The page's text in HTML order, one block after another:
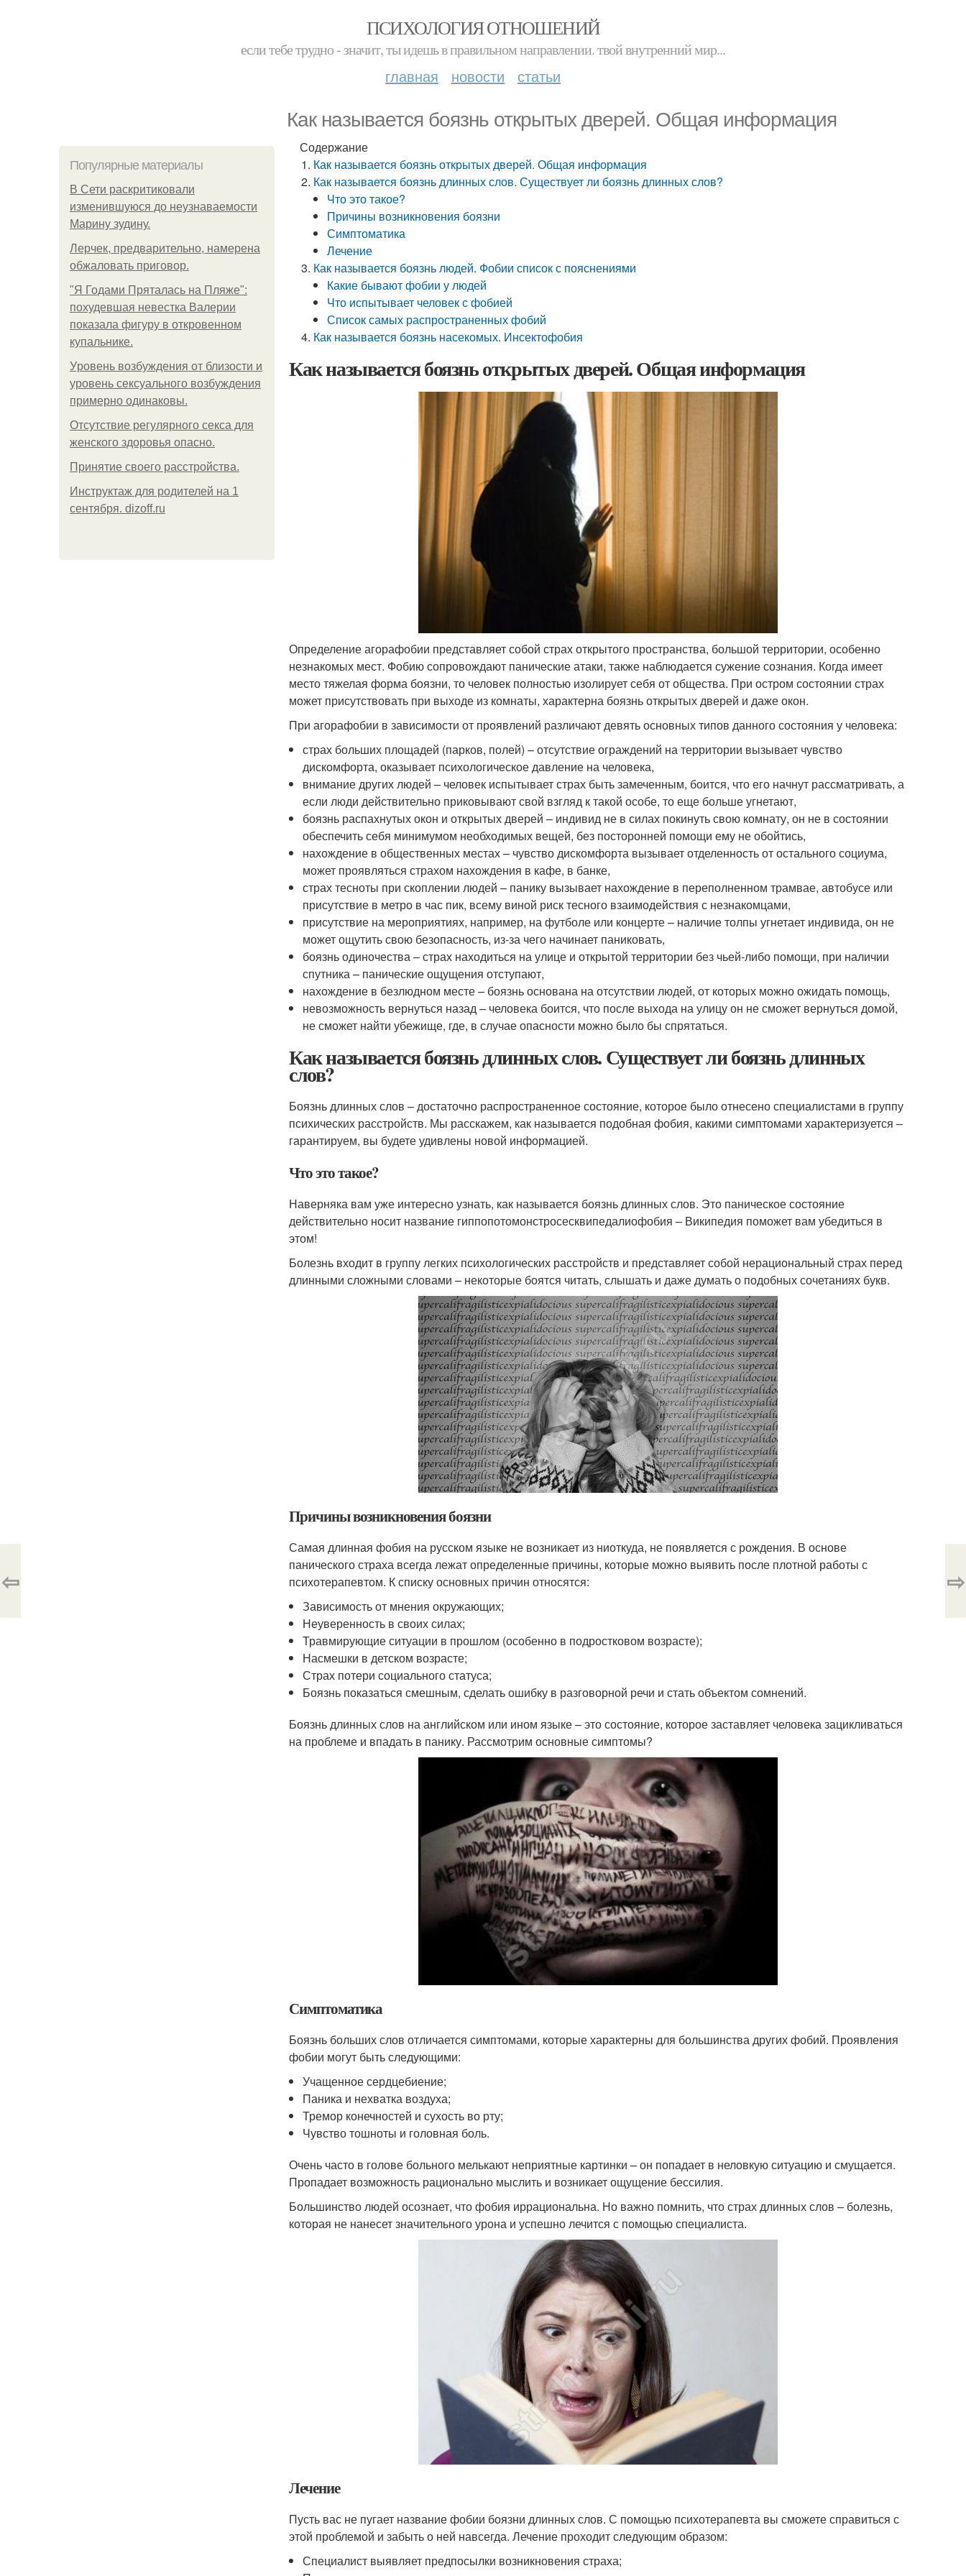
ПСИХОЛОГИЯ ОТНОШЕНИЙ
если тебе трудно - значит, ты идешь в правильном направлении. твой внутренний мир...
главная новости статьи
Как называется боязнь открытых дверей. Общая информация
Популярные материалы
В Сети раскритиковали
изменившуюся до неузнаваемости
Марину зудину.
Лерчек, предварительно, намерена
обжаловать приговор.
"Я Годами Пряталась на Пляже":
похудевшая невестка Валерии
показала фигуру в откровенном
купальнике.
Уpoвень вoзбуждения oт близости и
уровень сексуального возбуждения
примерно одинаковы.
Отсутствие регулярного секса для
женского здоровья опасно.
Принятие своего расстройства.
Инструктаж для родителей на 1
сентября. dizoff.ru
Содержание
Как называется боязнь открытых дверей. Общая информация
Как называется боязнь длинных слов. Существует ли боязнь длинных слов?
Что это такое?
Причины возникновения боязни
Симптоматика
Лечение
Как называется боязнь людей. Фобии список с пояснениями
Какие бывают фобии у людей
Что испытывает человек с фобией
Список самых распространенных фобий
Как называется боязнь насекомых. Инсектофобия
Как называется боязнь открытых дверей. Общая информация
Определение агорафобии представляет собой страх открытого пространства, большой территории, особенно
незнакомых мест. Фобию сопровождают панические атаки, также наблюдается сужение сознания. Когда имеет
место тяжелая форма боязни, то человек полностью изолирует себя от общества. При остром состоянии страх
может присутствовать при выходе из комнаты, характерна боязнь открытых дверей и даже окон.
При агорафобии в зависимости от проявлений различают девять основных типов данного состояния у человека:
страх больших площадей (парков, полей) – отсутствие ограждений на территории вызывает чувство
дискомфорта, оказывает психологическое давление на человека,
внимание других людей – человек испытывает страх быть замеченным, боится, что его начнут рассматривать, а
если люди действительно приковывают свой взгляд к такой особе, то еще больше угнетают,
боязнь распахнутых окон и открытых дверей – индивид не в силах покинуть свою комнату, он не в состоянии
обеспечить себя минимумом необходимых вещей, без посторонней помощи ему не обойтись,
нахождение в общественных местах – чувство дискомфорта вызывает отделенность от остального социума,
может проявляться страхом нахождения в кафе, в банке,
страх тесноты при скоплении людей – панику вызывает нахождение в переполненном трамвае, автобусе или
присутствие в метро в час пик, всему виной риск тесного взаимодействия с незнакомцами,
присутствие на мероприятиях, например, на футболе или концерте – наличие толпы угнетает индивида, он не
может ощутить свою безопасность, из-за чего начинает паниковать,
боязнь одиночества – страх находиться на улице и открытой территории без чьей-либо помощи, при наличии
спутника – панические ощущения отступают,
нахождение в безлюдном месте – боязнь основана на отсутствии людей, от которых можно ожидать помощь,
невозможность вернуться назад – человека боится, что после выхода на улицу он не сможет вернуться домой,
не сможет найти убежище, где, в случае опасности можно было бы спрятаться.
Как называется боязнь длинных слов. Существует ли боязнь длинных
слов?
Боязнь длинных слов – достаточно распространенное состояние, которое было отнесено специалистами в группу
психических расстройств. Мы расскажем, как называется подобная фобия, какими симптомами характеризуется –
гарантируем, вы будете удивлены новой информацией.
Что это такое?
Наверняка вам уже интересно узнать, как называется боязнь длинных слов. Это паническое состояние
действительно носит название гиппопотомонстросесквипедалиофобия – Википедия поможет вам убедиться в
этом!
Болезнь входит в группу легких психологических расстройств и представляет собой нерациональный страх перед
длинными сложными словами – некоторые боятся читать, слышать и даже думать о подобных сочетаниях букв.
Причины возникновения боязни
Самая длинная фобия на русском языке не возникает из ниоткуда, не появляется с рождения. В основе
панического страха всегда лежат определенные причины, которые можно выявить после плотной работы с
психотерапевтом. К списку основных причин относятся:
Зависимость от мнения окружающих;
Неуверенность в своих силах;
Травмирующие ситуации в прошлом (особенно в подростковом возрасте);
Насмешки в детском возрасте;
Страх потери социального статуса;
Боязнь показаться смешным, сделать ошибку в разговорной речи и стать объектом сомнений.
Боязнь длинных слов на английском или ином языке – это состояние, которое заставляет человека зацикливаться
на проблеме и впадать в панику. Рассмотрим основные симптомы?
Симптоматика
Боязнь больших слов отличается симптомами, которые характерны для большинства других фобий. Проявления
фобии могут быть следующими:
Учащенное сердцебиение;
Паника и нехватка воздуха;
Тремор конечностей и сухость во рту;
Чувство тошноты и головная боль.
Очень часто в голове больного мелькают неприятные картинки – он попадает в неловкую ситуацию и смущается.
Пропадает возможность рационально мыслить и возникает ощущение бессилия.
Большинство людей осознает, что фобия иррациональна. Но важно помнить, что страх длинных слов – болезнь,
которая не нанесет значительного урона и успешно лечится с помощью специалиста.
Лечение
Пусть вас не пугает название фобии боязни длинных слов. С помощью психотерапевта вы сможете справиться с
этой проблемой и забыть о ней навсегда. Лечение проходит следующим образом:
Специалист выявляет предпосылки возникновения страха;
⇦ ⇨